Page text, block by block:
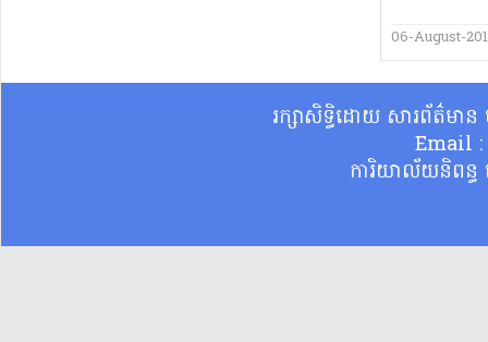
06-August-
រក្សាសិទ្ធិដោយ សារព័ត៌មា
Email
ការិយាល័យនិពន្ធ